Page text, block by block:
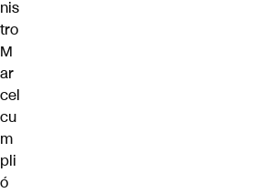
nis
tro
M
ar
cel
cu
m
pli
ó